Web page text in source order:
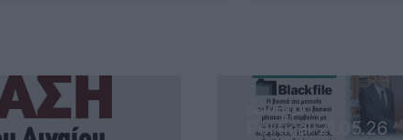
ΕΦΗΜΕΡΊΔΑ
Political 21.05.26